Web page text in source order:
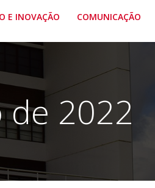
E INOVAÇÃO COMUNICAÇÃO
2022